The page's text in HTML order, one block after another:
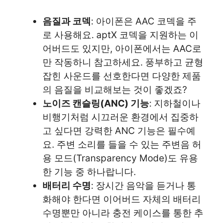
음질과 코덱 : 아이폰은 AAC 코덱을 주
로 사용해요. aptX 코덱을 지원하는 이
어버드도 있지만, 아이폰에서는 AAC로
만 작동하니 참고하세요. 풍부하고 균형
잡힌 사운드를 선호한다면 다양한 제품
의 음질을 비교해보는 것이 좋겠죠?
노이즈 캔슬링(ANC) 기능: 지하철이나
비행기처럼 시끄러운 환경에서 집중하
고 싶다면 강력한 ANC 기능은 필수예
요. 주변 소리를 들을 수 있는 주변음 허
용 모드(Transparency Mode)도 유용
한 기능 중 하나랍니다.
배터리 수명: 장시간 음악을 듣거나 통
화해야 한다면 이어버드 자체의 배터리
수명뿐만 아니라 충전 케이스를 통한 추